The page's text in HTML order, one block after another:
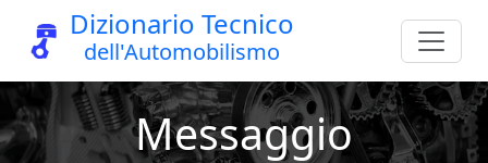
Dizionario Tecnico
dell'Automobilismo
Messaggio